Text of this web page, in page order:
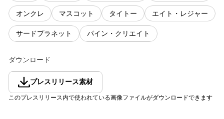
オンクレ マスコット タイトー エイト・レジャー
サードプラネット パイン・クリエイト
ダウンロード
プレスリリース素材
このプレスリリース内で使われている画像ファイルがダウンロードできます